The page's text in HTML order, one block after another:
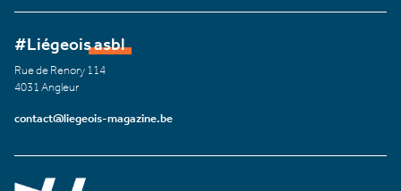
#Liégeois asbl
Rue de Renory 114
4031 Angleur
contact@liegeois-magazine.be